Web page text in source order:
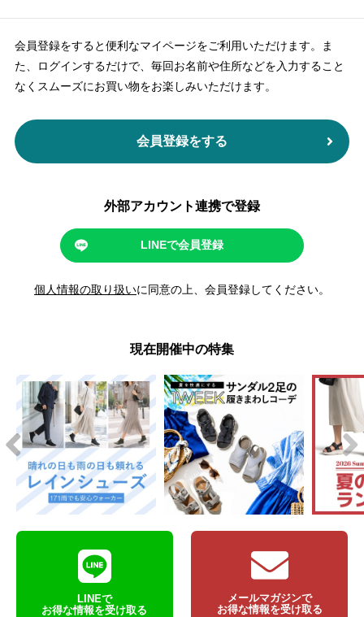
会員登録をすると便利なマイページをご利用いただけます。
ま
た、ログインするだけで、毎回お名前や住所などを入力すること
なくスムーズにお買い物をお楽しみいただけます。
会員登録をする
外部アカウント連携で登録
LINEで会員登録
個人情報の取り扱いに同意の上、会員登録してください。
現在開催中の特集
LINEで
お得な情報を受け取る
メールマガジンで
お得な情報を受け取る